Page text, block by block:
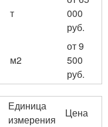
т
000
руб.
м2
от 9
500
руб.
Единица
измерения
Цена